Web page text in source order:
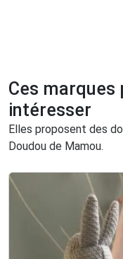
Ces marques
intéresser
Elles proposent des
Doudou de Mamou.